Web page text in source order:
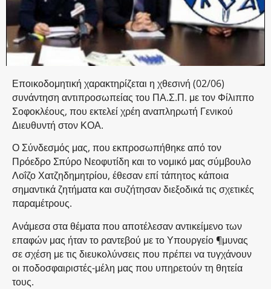
Εποικοδομητική χαρακτηρίζεται η χθεσινή (02/06)
συνάντηση αντιπροσωπείας του ΠΑ.Σ.Π. με τον Φίλιππο
Σοφοκλέους, που εκτελεί χρέη αναπληρωτή Γενικού
Διευθυντή στον ΚΟΑ.
Ο Σύνδεσμός μας, που εκπροσωπήθηκε από τον
Πρόεδρο Σπύρο Νεοφυτίδη και το νομικό μας σύμβουλο
Λοΐζο Χατζηδημητρίου, έθεσαν επί τάπητος κάποια
σημαντικά ζητήματα και συζήτησαν διεξοδικά τις σχετικές
παραμέτρους.
Ανάμεσα στα θέματα που αποτέλεσαν αντικείμενο των
επαφών μας ήταν το ραντεβού με το Υπουργείο ¶μυνας
σε σχέση με τις διευκολύνσεις που πρέπει να τυγχάνουν
οι ποδοσφαιριστές-μέλη μας που υπηρετούν τη θητεία
τους.